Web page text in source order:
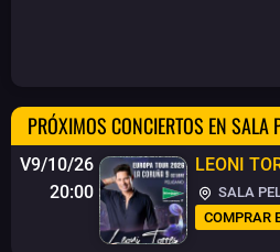
PRÓXIMOS CONCIERTOS EN SALA
V9/10/26
20:00
LEONI
SALA
COMPRAR